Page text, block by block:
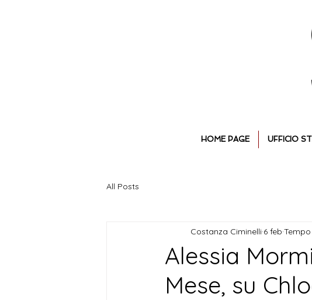
HOME PAGE UFFICIO
All Posts
Alessia
Mese, su
Costanza Ciminelli 6 feb